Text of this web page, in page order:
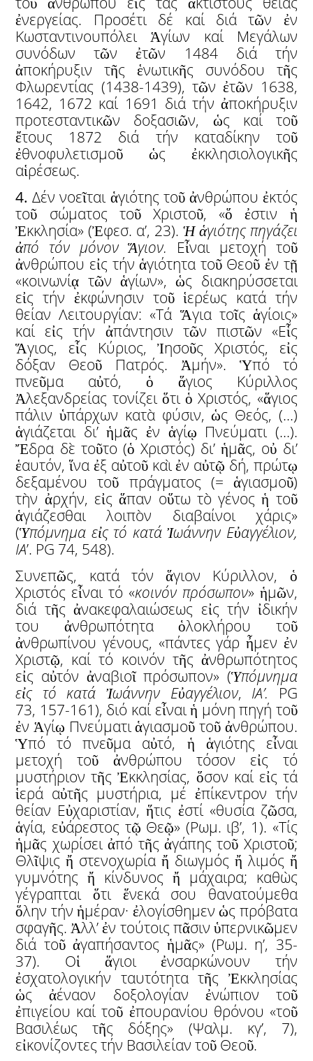
ἐνεργείας. Προσέτι δέ καί διά τῶν ἐν
Κωσταντινουπόλει Ἁγίων καί Μεγάλων
συνόδων τῶν ἐτῶν 1484 διά τήν
ἀποκήρυξιν τῆς ἑνωτικῆς συνόδου τῆς
Φλωρεντίας (1438-1439), τῶν ἐτῶν 1638,
1642, 1672 καί 1691 διά τήν ἀποκήρυξιν
προτεσταντικῶν δοξασιῶν, ὡς καί τοῦ
ἔτους 1872 διά τήν καταδίκην τοῦ
ἐθνοφυλετισμοῦ ὡς ἐκκλησιολογικῆς
αἱρέσεως.
4. Δέν νοεῖται ἁγιότης τοῦ ἀνθρώπου ἐκτός
τοῦ σώματος τοῦ Χριστοῦ, «ὅ ἐστιν ἡ
Ἐκκλησία» (Ἐφεσ. α’, 23). Ἡ ἁγιότης πηγάζει
ἀπό τόν μόνονἍγιον. Εἶναι μετοχή τοῦ
ἀνθρώπου εἰς τήν ἁγιότητα τοῦ Θεοῦ ἐν τῇ
«κοινωνίᾳ τῶν ἁγίων», ὡς διακηρύσσεται
εἰς τήν ἐκφώνησιν τοῦ ἱερέως κατά τήν
θείαν Λειτουργίαν: «Τά Ἅγια τοῖς ἁγίοις»
καί εἰς τήν ἀπάντησιν τῶν πιστῶν «Εἷς
Ἅγιος, εἷς Κύριος, Ἰησοῦς Χριστός, εἰς
δόξαν Θεοῦ Πατρός. Ἀμήν». Ὑπό τό
πνεῦμα αὐτό, ὁ ἅγιος Κύριλλος
Ἀλεξανδρείας τονίζει ὅτι ὁ Χριστός, «ἅγιος
πάλιν ὑπάρχων κατὰ φύσιν, ὡς Θεός, (…)
ἁγιάζεται δι’ ἡμᾶς ἐν ἁγίῳ Πνεύματι (…).
Ἔδρα δὲ τοῦτο (ὁ Χριστός) δι’ ἡμᾶς, οὐ δι’
ἑαυτόν, ἵνα ἐξ αὐτοῦ καὶ ἐν αὐτῷ δή, πρώτῳ
δεξαμένου τοῦ πράγματος (= ἁγιασμοῦ)
τὴν ἀρχήν, εἰς ἅπαν οὕτω τὸ γένος ἡ τοῦ
ἁγιάζεσθαι λοιπὸν διαβαίνοι χάρις»
(Ὑπόμνημα εἰς τό κατάἸωάννην Εὐαγγέλιον,
ΙΑ’. PG 74, 548).
Συνεπῶς, κατά τόν ἅγιον Κύριλλον, ὁ
Χριστός εἶναι τό «κοινόν πρόσωπον» ἡμῶν,
διά τῆς ἀνακεφαλαιώσεως εἰς τήν ἰδικήν
του ἀνθρωπότητα ὁλοκλήρου τοῦ
ἀνθρωπίνου γένους, «πάντες γάρ ἦμεν ἐν
Χριστῷ, καί τό κοινόν τῆς ἀνθρωπότητος
εἰς αὐτόν ἀναβιοῖ πρόσωπον» (Ὑπόμνημα
εἰς τό κατά Ἰωάννην Εὐαγγέλιον, ΙΑ’. PG
73, 157-161), διό καί εἶναι ἡ μόνη πηγή τοῦ
ἐν Ἁγίῳ Πνεύματι ἁγιασμοῦ τοῦ ἀνθρώπου.
Ὑπό τό πνεῦμα αὐτό, ἡ ἁγιότης εἶναι
μετοχή τοῦ ἀνθρώπου τόσον εἰς τό
μυστήριον τῆς Ἐκκλησίας, ὅσον καί εἰς τά
ἱερά αὐτῆς μυστήρια, μέ ἐπίκεντρον τήν
θείαν Εὐχαριστίαν, ἥτις ἐστί «θυσία ζῶσα,
ἁγία, εὐάρεστος τῷ Θεῷ» (Ρωμ. ιβ’, 1). «Τίς
ἡμᾶς χωρίσει ἀπό τῆς ἀγάπης τοῦ Χριστοῦ;
Θλῖψις ἤ στενοχωρία ἤ διωγμός ἤ λιμός ἤ
γυμνότης ἤ κίνδυνος ἤ μάχαιρα; καθὼς
γέγραπται ὅτι ἕνεκά σου θανατούμεθα
ὅλην τήν ἡμέραν· ἐλογίσθημεν ὡς πρόβατα
σφαγῆς. Ἀλλ’ ἐν τούτοις πᾶσιν ὑπερνικῶμεν
διά τοῦ ἀγαπήσαντος ἡμᾶς» (Ρωμ. η’, 35-
37). Οἱ ἅγιοι ἐνσαρκώνουν τήν
ἐσχατολογικήν ταυτότητα τῆς Ἐκκλησίας
ὡς ἀέναον δοξολογίαν ἐνώπιον τοῦ
ἐπιγείου καί τοῦ ἐπουρανίου θρόνου «τοῦ
Βασιλέως τῆς δόξης» (Ψαλμ. κγ’, 7),
εἰκονίζοντες τήν Βασιλείαν τοῦ Θεοῦ.